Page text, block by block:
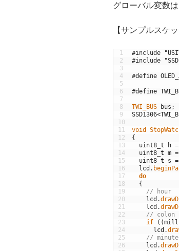
グローバル変数
【サンプルスケッ
1
2
3
4
5
6
7
8
9
10
11
12
13
14
15
16
17
18
19
20
21
22
23
24
25
26
#include
#include
#define
#define
TWI_BUS bus ;
SSD1306<
void
{
uint8 t h =
uint8 t m =
uint8 t s =
lcd .
do
{
// hour
lcd .
lcd .
// colon
if
( (
lcd .
// minute
lcd .